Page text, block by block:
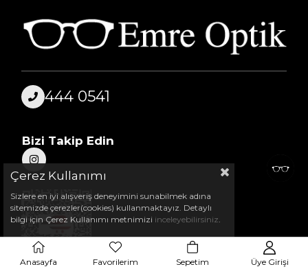
444 0541
Bizi Takip Edin
Çerez Kullanımı
Sizlere en iyi alışveriş deneyimini sunabilmek adına
sitemizde çerezler(cookies) kullanmaktayız. Detaylı
bilgi için Çerez Kullanımı metnimizi inceleyebilirsiniz.
Anasayfa Favorilerim Sepetim Üye Girişi